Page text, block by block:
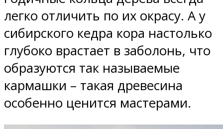
легко отличить по их окрасу. А у
сибирского кедра кора настолько
глубоко врастает в заболонь, что
образуются так называемые
кармашки – такая древесина
особенно ценится мастерами.